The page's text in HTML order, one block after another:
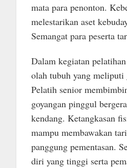
mata para penonton.
melestarikan aset
Semangat para peserta
Dalam kegiatan
olah tubuh yang meliputi
Pelatih senior
goyangan pinggul
kendang. Ketangkasan
mampu membawakan
panggung pementasan.
diri yang tinggi serta